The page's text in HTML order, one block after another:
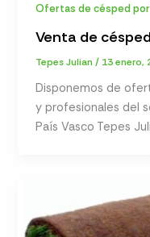
Ofertas de césped
Venta de
Tepes Julian/ 13 enero,
Disponemos de
y profesionales del
País Vasco Tepes